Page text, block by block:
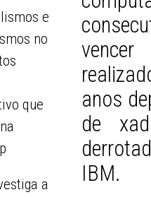
e
no
que
a
anos
de
IBM.